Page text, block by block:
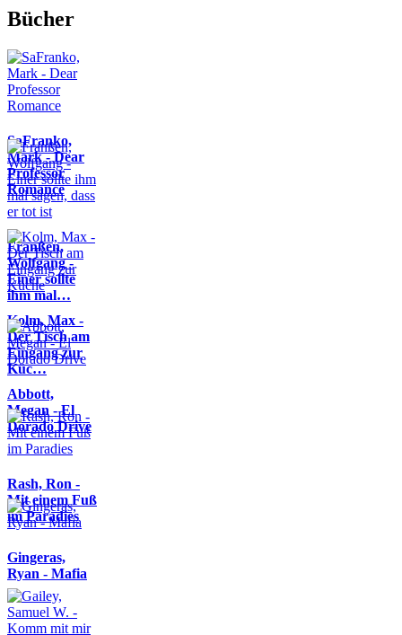
Bücher
SaFranko,
Mark - Dear
Professor
Romance
Franßen,
Wolfgang -
Einer sollte
ihm mal…
Kolm, Max -
Der Tisch am
Eingang zur
Küc…
Abbott,
Megan - El
Dorado Drive
Rash, Ron -
Mit einem Fuß
im Paradies
Gingeras,
Ryan - Mafia